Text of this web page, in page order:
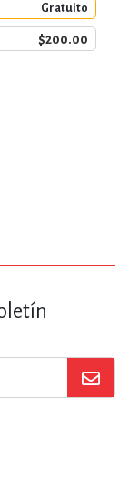
Gratuito
$200.00